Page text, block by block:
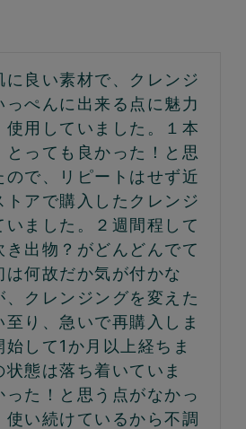
に良い素材で、クレンジ
っぺんに出来る点に魅力
使用していました。１本
とっても良かった！と思
ので、リピートはせず近
トアで購入したクレンジ
いました。２週間程して
き出物？がどんどんでて
は何故だか気が付かな
、クレンジングを変えた
り、急いで再購入しま
始して1か月以上経ちま
態は落ち着いていま
た！と思う点がなかっ
使い続けているから不調